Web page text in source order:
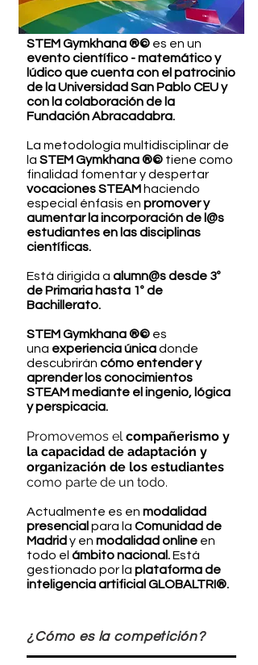
STEM Gymkhana ®© es en un
evento científico - matemático y
lúdicoque cuenta con el patrocinio
de la Universidad San Pablo CEU y
con la colaboración de la
Fundación Abracadabra.
La metodología multidisciplinar de
la STEM Gymkhana ®© tiene como
finalidad fomentar y despertar
vocaciones STEAM haciendo
especial énfasis en promover y
aumentar la incorporación de l@s
estudiantes en las disciplinas
científicas.
Está dirigida a alumn@s desde 3º
de Primaria hasta 1º de
Bachillerato.
STEM Gymkhana ®© es
una experiencia únicadonde
descubrirán cómo entender y
aprender los conocimientos
STEAM mediante el ingenio, lógica
y perspicacia.
Promovemos elcompañerismo y
la capacidad de adaptación y
organización de los estudiantes
como parte de un todo.
Actualmente es en modalidad
presencial para la Comunidad de
Madrid y en modalidad online en
todo el ámbito nacional.Está
gestionado por la plataforma de
inteligencia artificial GLOBALTRI®.
¿Cómo es la competición?